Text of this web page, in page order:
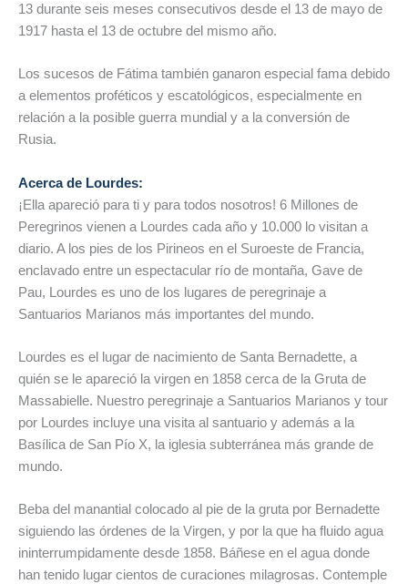
13 durante seis meses consecutivos desde el 13 de mayo de
1917 hasta el 13 de octubre del mismo año.
Los sucesos de Fátima también ganaron especial fama debido
a elementos proféticos y escatológicos, especialmente en
relación a la posible guerra mundial y a la conversión de
Rusia.
Acerca de Lourdes:
¡Ella apareció para ti y para todos nosotros! 6 Millones de
Peregrinos vienen a Lourdes cada año y 10.000 lo visitan a
diario. A los pies de los Pirineos en el Suroeste de Francia,
enclavado entre un espectacular río de montaña, Gave de
Pau, Lourdes es uno de los lugares de peregrinaje a
Santuarios Marianos más importantes del mundo.
Lourdes es el lugar de nacimiento de Santa Bernadette, a
quién se le apareció la virgen en 1858 cerca de la Gruta de
Massabielle. Nuestro peregrinaje a Santuarios Marianos y tour
por Lourdes incluye una visita al santuario y además a la
Basílica de San Pío X, la iglesia subterránea más grande de
mundo.
Beba del manantial colocado al pie de la gruta por Bernadette
siguiendo las órdenes de la Virgen, y por la que ha fluido agua
ininterrumpidamente desde 1858. Báñese en el agua donde
han tenido lugar cientos de curaciones milagrosas. Contemple